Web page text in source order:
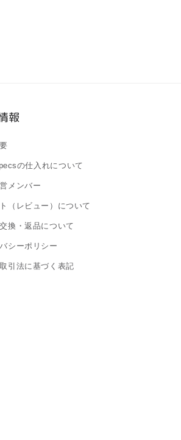
報
の仕入れについて
メンバー
（レビュー）について
換・返品について
シーポリシー
引法に基づく表記